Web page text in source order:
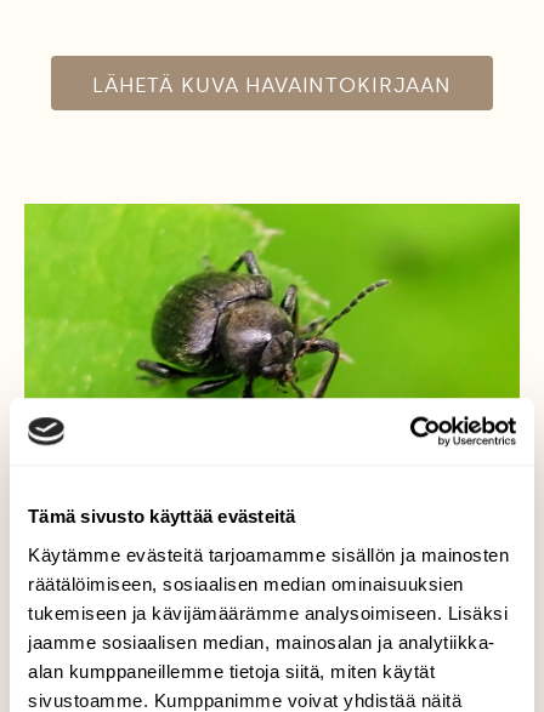
Tämä sivusto käyttää evästeitä
Käytämme evästeitä tarjoamamme sisällön ja mainosten
räätälöimiseen, sosiaalisen median ominaisuuksien
tukemiseen ja kävijämäärämme analysoimiseen. Lisäksi
jaamme sosiaalisen median, mainosalan ja analytiikka-
alan kumppaneillemme tietoja siitä, miten käytät
sivustoamme. Kumppanimme voivat yhdistää näitä
LÄHETÄ KUVA HAVAINTOKIRJAAN
Horsmakuoriainen